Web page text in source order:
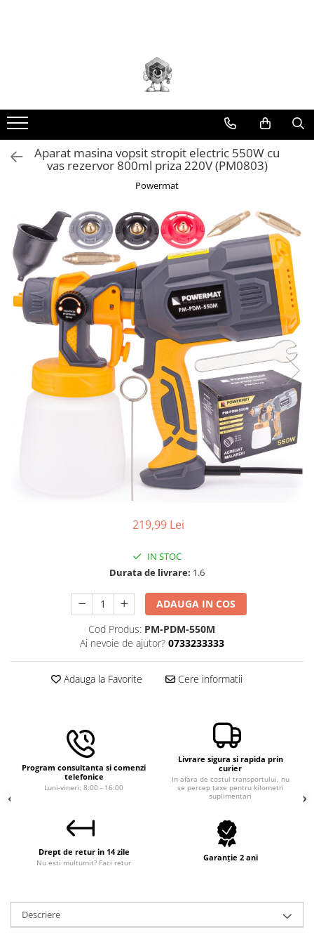
taiere/slefuire/polizare/curatare
Amestecatoare
Aparat frezat / taiat
Aparat gaurit si insurubat
Aparat de banc
Aparat de mana
Aparat masina cusut
Aparat spalat cu presiune
Aparate de ascutit
Aparate de masurat
Aparate de rindeluit
Aparate de slefuit
Aparate de tuns
Aparate de vopsit
Aparate pe acumulator / baterie
Generatoare de ozon
Invertor / convertor curent
Macara electrica
Motoare electrice
Nivela Laser
Polizor mini
Unghiulare/drepte
PPR lipire taiere
Prelungitoare curent
Stabilizatoare curent AVR
Strung lemn electric
Aparat masina vopsit stropit electric 550W cu
vas rezervor 800ml priza 220V (PM0803)
Powermat
219,99 Lei
IN STOC
Durata de livrare: 1.6
ADAUGA IN COS
Cod Produs: PM-PDM-550M
Ai nevoie de ajutor? 0733233333
Adauga la Favorite Cere informatii
Program consultanta si comenzi
telefonice
Luni-vineri: 8:00 - 16:00
Livrare sigura si rapida prin
curier
In afara de costul transportului, nu
se percep taxe pentru kilometri
suplimentari
Drept de retur in 14 zile
Nu esti multumit? Faci retur
Garanție 2 ani
Descriere